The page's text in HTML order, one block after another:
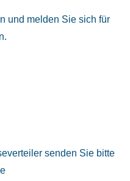
und melden Sie sich für
senden Sie bitte